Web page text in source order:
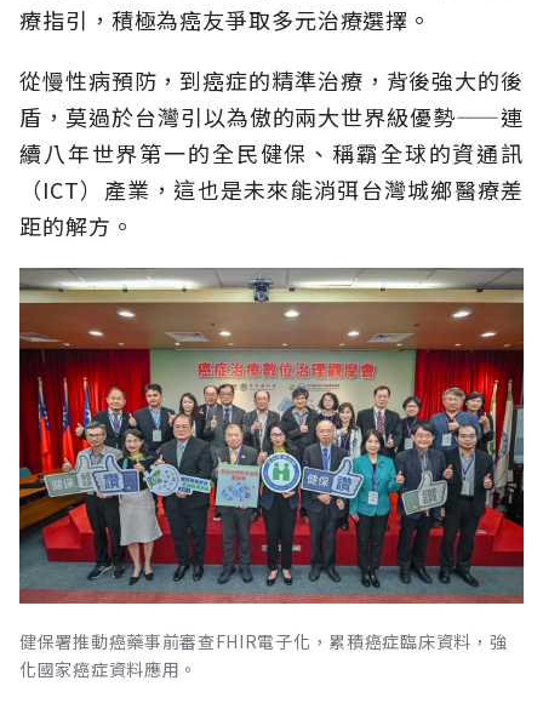
療指引，積極為癌友爭取多元治療選擇。
從慢性病預防，到癌症的精準治療，背後強大的後
盾，莫過於台灣引以為傲的兩大世界級優勢——連
續八年世界第一的全民健保、稱霸全球的資通訊
（ICT）產業，這也是未來能消弭台灣城鄉醫療差
距的解方。
健保署推動癌藥事前審查FHIR電子化，累積癌症臨床資料，強
化國家癌症資料應用。